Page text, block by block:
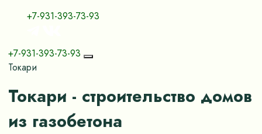
+7-931-393-73-93
+7-931-393-73-93
Токари
Токари - строительство домов
из газобетона